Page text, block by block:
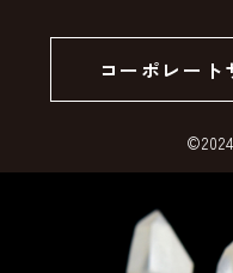
SSLサーバー証明書と
コーポレート